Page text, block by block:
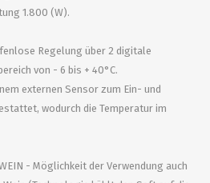
1.800 (W).
Regelung über 2 digitale
von - 6 bis + 40°C.
externen Sensor zum Ein- und
wodurch die Temperatur im
WEIN - Möglichkeit der Verwendung auch